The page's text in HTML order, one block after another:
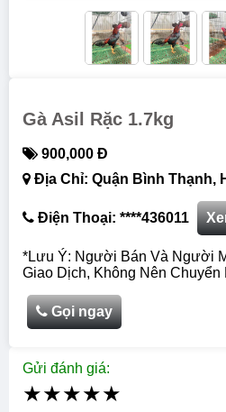
Gà Asil Rặc 1.7kg
900,000 Đ
Địa Chỉ: Quận Bình Thạnh,
Điện Thoại: ****436011
*Lưu Ý: Người Bán Và Người
Giao Dịch, Không Nên Chuyển
Gọi ngay
Gửi đánh giá:
★★★★★